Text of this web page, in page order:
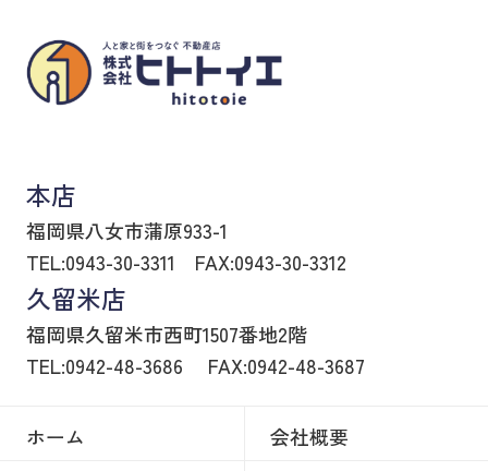
本店
福岡県八女市蒲原933-1
TEL:0943-30-3311
FAX:0943-30-3312
久留米店
福岡県久留米市西町1507番地2階
TEL:0942-48-3686
FAX:0942-48-3687
ホーム
会社概要